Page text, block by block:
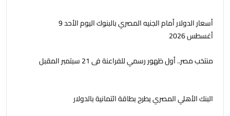
أسعار الدولار أمام الجنيه المصري بالبنوك اليوم الأحد 9
أغسطس 2026
منتخب مصر.. أول ظهور رسمي للفراعنة فى 21 سبتمبر المقبل
البنك الأهلي المصري يطرح بطاقة ائتمانية بالدولار